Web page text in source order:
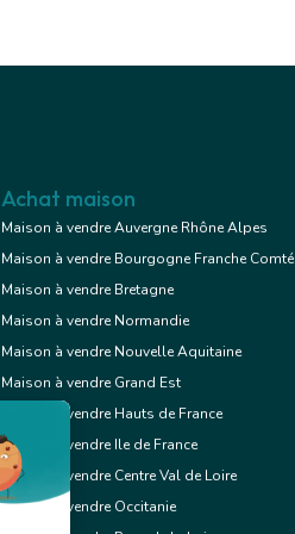
9 pièces , 6 chambres
200.00 m²
Avec jardin, terrasse, garage/box
Voir le bien
Achat maison
Maison à vendre Auvergne Rhône Alpes
Maison à vendre Bourgogne Franche Comté
Maison à vendre Bretagne
Maison à vendre Normandie
Maison à vendre Nouvelle Aquitaine
Maison à vendre Grand Est
Maison à vendre Hauts de France
Maison à vendre Ile de France
Maison à vendre Centre Val de Loire
Maison à vendre Occitanie